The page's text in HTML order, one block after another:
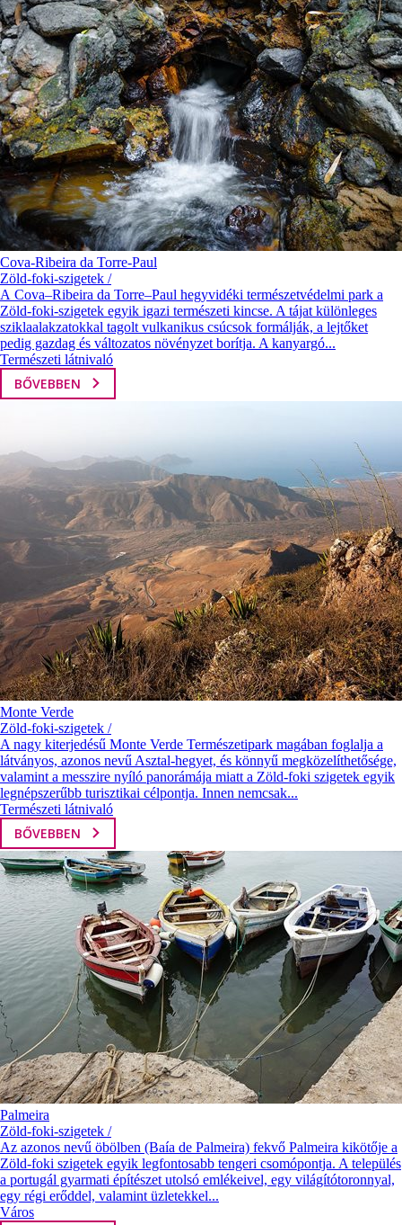
Cova-Ribeira da Torre-Paul
Zöld-foki-szigetek /
A Cova–Ribeira da Torre–Paul hegyvidéki természetvédelmi park a
Zöld-foki-szigetek egyik igazi természeti kincse. A tájat különleges
sziklaalakzatokkal tagolt vulkanikus csúcsok formálják, a lejtőket
pedig gazdag és változatos növényzet borítja. A kanyargó...
Természeti látnivaló
BŐVEBBEN
Monte Verde
Zöld-foki-szigetek /
A nagy kiterjedésű Monte Verde Természetipark magában foglalja a
látványos, azonos nevű Asztal-hegyet, és könnyű megközelíthetősége,
valamint a messzire nyíló panorámája miatt a Zöld-foki szigetek egyik
legnépszerűbb turisztikai célpontja. Innen nemcsak...
Természeti látnivaló
BŐVEBBEN
Palmeira
Zöld-foki-szigetek /
Az azonos nevű öbölben (Baía de Palmeira) fekvő Palmeira kikötője a
Zöld-foki szigetek egyik legfontosabb tengeri csomópontja. A település
a portugál gyarmati építészet utolsó emlékeivel, egy világítótoronnyal,
egy régi erőddel, valamint üzletekkel...
Város